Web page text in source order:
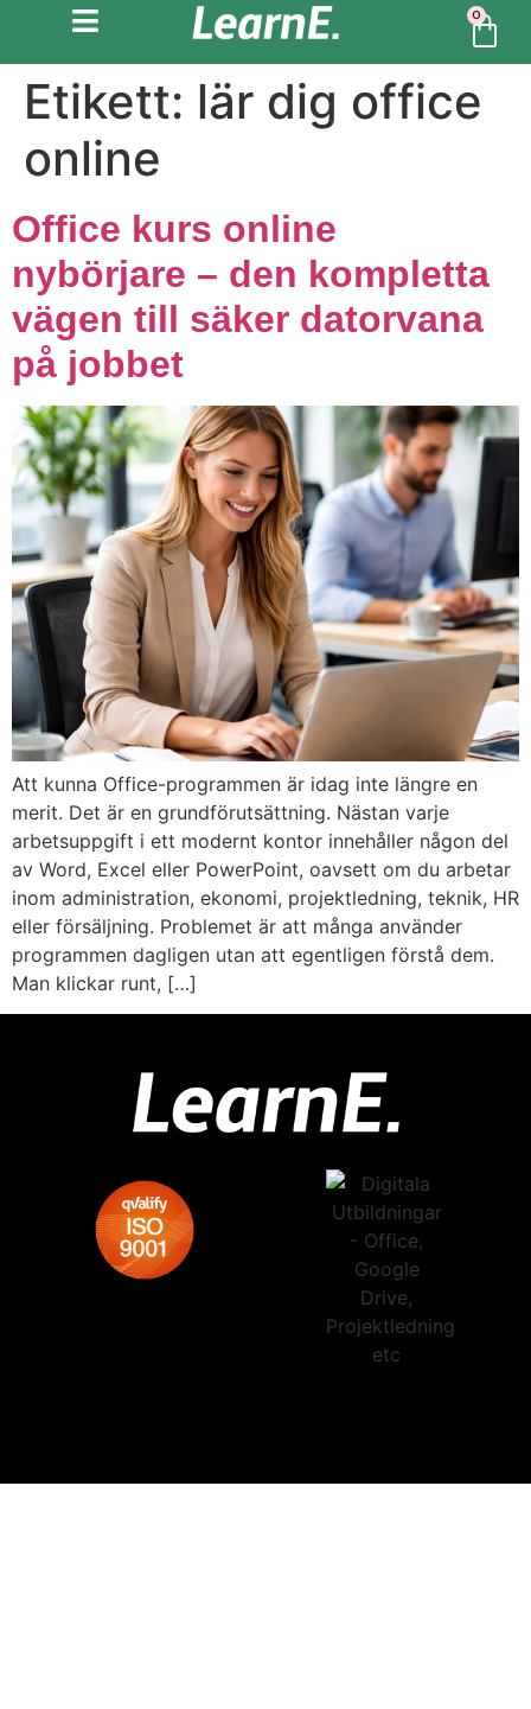
0
Etikett: lär dig office
online
Office kurs online
nybörjare – den kompletta
vägen till säker datorvana
på jobbet
Att kunna Office-programmen är idag inte längre en
merit. Det är en grundförutsättning. Nästan varje
arbetsuppgift i ett modernt kontor innehåller någon del
av Word, Excel eller PowerPoint, oavsett om du arbetar
inom administration, ekonomi, projektledning, teknik, HR
eller försäljning. Problemet är att många använder
programmen dagligen utan att egentligen förstå dem.
Man klickar runt, […]